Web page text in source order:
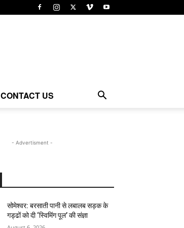
CONTACT US
- Advertisment -
सोमेश्वर: बरसाती पानी से लबालब सड़क के
गड्ढों को दी ‘स्विमिंग पूल’ की संज्ञा